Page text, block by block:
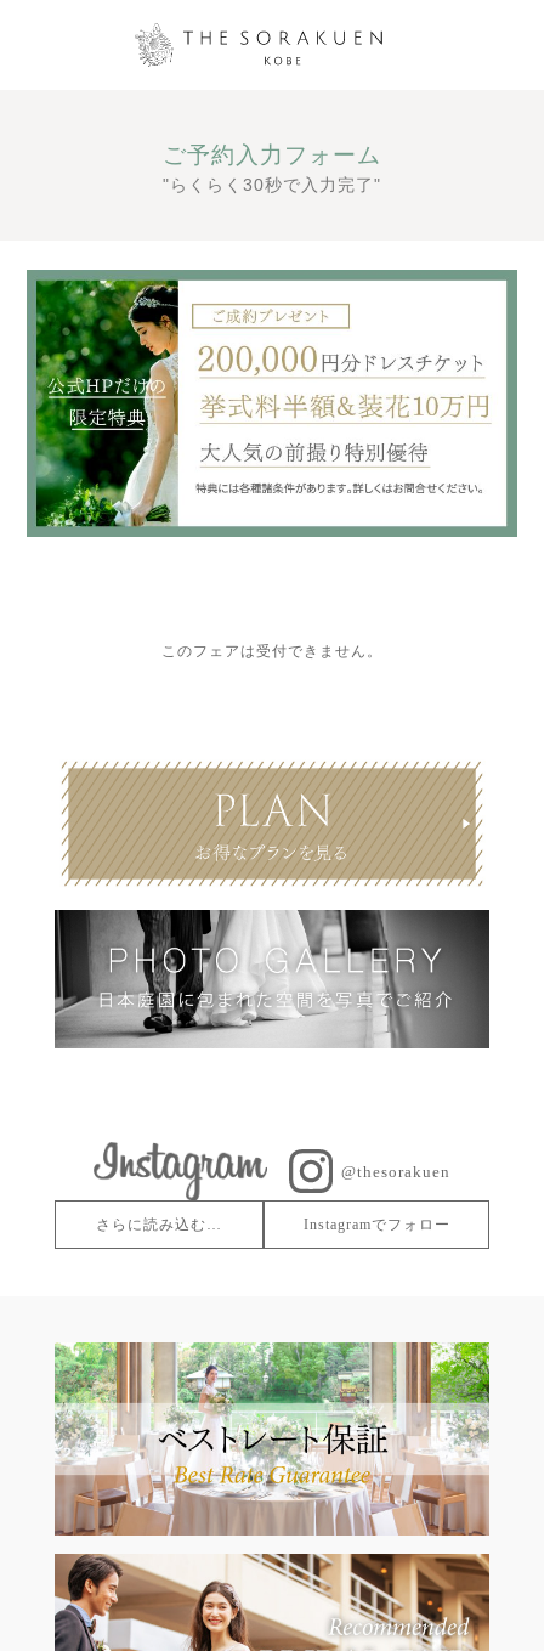
ご予約入力フォーム
"らくらく30秒で入力完了"
このフェアは受付できません。
@thesorakuen
さらに読み込む… Instagramでフォロー